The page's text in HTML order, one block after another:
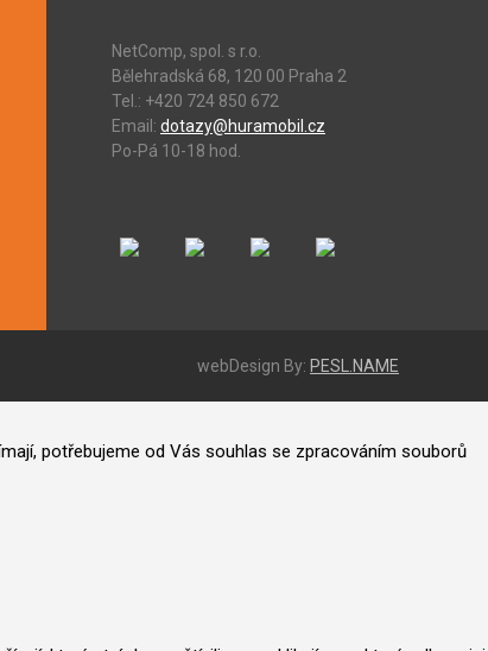
NetComp, spol. s r.o.
Bělehradská 68, 120 00 Praha 2
Tel.: +420 724 850 672
Email: dotazy@huramobil.cz
Po-Pá 10-18 hod.
webDesign By: PESL.NAME
potřebujeme od Vás souhlas se zpracováním souborů